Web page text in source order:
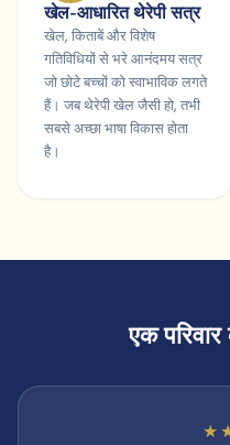
खेल-आधारित थेरेपी सत्र
खेल, किताबें और विशेष
गतिविधियों से भरे आनंदमय सत्र
जो छोटे बच्चों को स्वाभाविक लगते
हैं। जब थेरेपी खेल जैसी हो, तभी
सबसे अच्छा भाषा विकास होता
है।
एक